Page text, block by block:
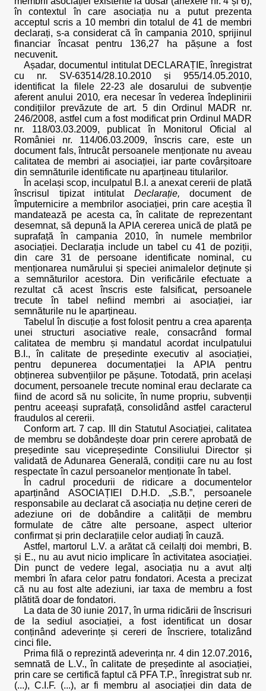
în contextul în care asociația nu a putut prezenta
acceptul scris a 10 membri din totalul de 41 de membri
declarați, s-a considerat că în campania 2010, sprijinul
financiar încasat pentru 136,27 ha pășune a fost
necuvenit.
Așadar, documentul intitulat DECLARAȚIE, înregistrat
cu nr. SV-63514/28.10.2010 și 955/14.05.2010,
identificat la filele 22-23 ale dosarului de subvenție
aferent anului 2010, era necesar în vederea îndeplinirii
condițiilor prevăzute de art. 5 din Ordinul MADR nr.
246/2008, astfel cum a fost modificat prin Ordinul MADR
nr. 118/03.03.2009, publicat în Monitorul Oficial al
României nr. 114/06.03.2009, înscris care, este un
document fals, întrucât persoanele menționate nu aveau
calitatea de membri ai asociației, iar parte covârșitoare
din semnăturile identificate nu aparțineau titularilor.
În același scop, inculpatul B.I. a anexat cererii de plată
înscrisul tipizat intitulat Declarație, document de
împuternicire a membrilor asociației, prin care aceștia îl
mandatează pe acesta ca, în calitate de reprezentant
desemnat, să depună la APIA cererea unică de plată pe
suprafață în campania 2010, în numele membrilor
asociației. Declarația include un tabel cu 41 de poziții,
din care 31 de persoane identificate nominal, cu
menționarea numărului și speciei animalelor deținute și
a semnăturilor acestora. Din verificările efectuate a
rezultat că acest înscris este falsificat,persoanele
trecute în tabel nefiind membri ai asociației, iar
semnăturile nu le aparțineau.
Tabelul în discuție a fost folosit pentru a crea aparența
unei structuri asociative reale, consacrând formal
calitatea de membru și mandatul acordat inculpatului
B.I., în calitate de președinte executiv al asociației,
pentru depunerea documentației la APIA pentru
obținerea subvențiilor pe pășune. Totodată, prin același
document, persoanele trecute nominal erau declarate ca
fiind de acord să nu solicite, în nume propriu, subvenții
pentru aceeași suprafață, consolidând astfel caracterul
fraudulos al cererii.
Conform art. 7 cap. III din Statutul Asociației, calitatea
de membru se dobândește doar prin cerere aprobată de
președinte sau vicepreședinte Consiliului Director și
validată de Adunarea Generală, condiții care nu au fost
respectate în cazul persoanelor menționate în tabel.
În cadrul procedurii de ridicare a documentelor
aparținând ASOCIAȚIEI D.H.D. „S.B.”, persoanele
responsabile au declarat că asociația nu deține cereri de
adeziune ori de dobândire a calității de membru
formulate de către alte persoane, aspect ulterior
confirmat și prin declarațiile celor audiați în cauză.
Astfel, martorul L.V. a arătat că ceilalți doi membri, B.
și E., nu au avut nicio implicare în activitatea asociației.
Din punct de vedere legal, asociația nu a avut alți
membri în afara celor patru fondatori. Acesta a precizat
că nu au fost alte adeziuni, iar taxa de membru a fost
plătită doar de fondatori.
La data de 30 iunie 2017, în urma ridicării de înscrisuri
de la sediul asociației, a fost identificat un dosar
conținând adeverințe și cereri de înscriere, totalizând
cinci file.
Prima filă o reprezintă adeverința nr. 4 din 12.07.2016,
semnată de L.V., în calitate de președinte al asociației,
prin care se certifică faptul că PFA T.P., înregistrat sub nr.
(...), C.I.F. (...), ar fi membru al asociației din data de